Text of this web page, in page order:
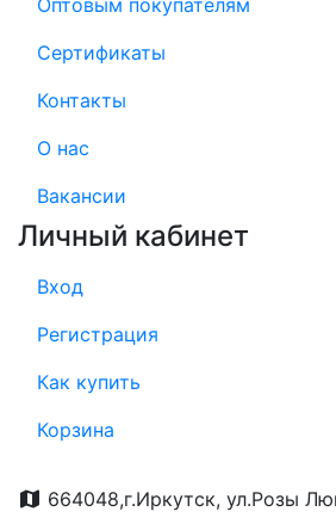
Оптовым покупателям
Сертификаты
Контакты
О нас
Вакансии
Личный кабинет
Вход
Регистрация
Как купить
Корзина
664048,г.Иркутск, ул.Розы